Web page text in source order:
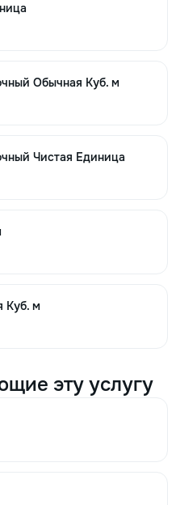
Обычная Куб. м
Чистая Единица
Куб. м
эту услугу